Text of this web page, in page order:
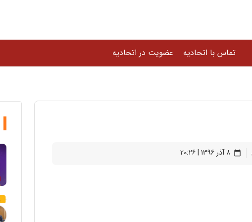
تماس با اتحادیه عضویت در اتحادیه
calendar_today 8 آذر 1396 | 20:26